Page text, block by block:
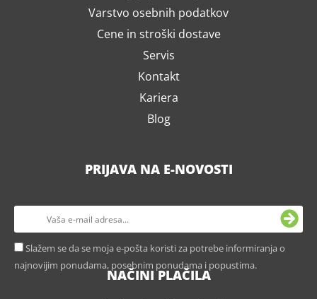
Varstvo osebnih podatkov
Cene in stroški dostave
Servis
Kontakt
Kariera
Blog
PRIJAVA NA E-NOVOSTI
Slažem se da se moja e-pošta koristi za potrebe informiranja o
najnovijim ponudama, posebnim ponudama i popustima.
NAČINI PLAČILA